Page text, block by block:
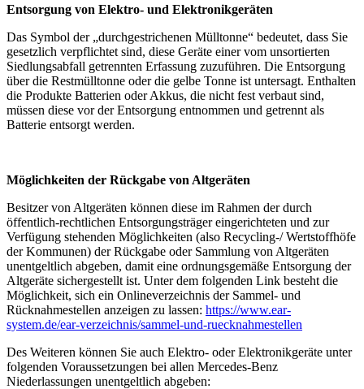
Entsorgung von Elektro- und Elektronikgeräten
Das Symbol der „durchgestrichenen Mülltonne“ bedeutet, dass Sie
gesetzlich verpflichtet sind, diese Geräte einer vom unsortierten
Siedlungsabfall getrennten Erfassung zuzuführen. Die Entsorgung
über die Restmülltonne oder die gelbe Tonne ist untersagt. Enthalten
die Produkte Batterien oder Akkus, die nicht fest verbaut sind,
müssen diese vor der Entsorgung entnommen und getrennt als
Batterie entsorgt werden.
Möglichkeiten der Rückgabe von Altgeräten
Besitzer von Altgeräten können diese im Rahmen der durch
öffentlich-rechtlichen Entsorgungsträger eingerichteten und zur
Verfügung stehenden Möglichkeiten (also Recycling-/ Wertstoffhöfe
der Kommunen) der Rückgabe oder Sammlung von Altgeräten
unentgeltlich abgeben, damit eine ordnungsgemäße Entsorgung der
Altgeräte sichergestellt ist. Unter dem folgenden Link besteht die
Möglichkeit, sich ein Onlineverzeichnis der Sammel- und
Rücknahmestellen anzeigen zu lassen: https://www.ear-
system.de/ear-verzeichnis/sammel-und-ruecknahmestellen
Des Weiteren können Sie auch Elektro- oder Elektronikgeräte unter
folgenden Voraussetzungen bei allen Mercedes-Benz
Niederlassungen unentgeltlich abgeben: